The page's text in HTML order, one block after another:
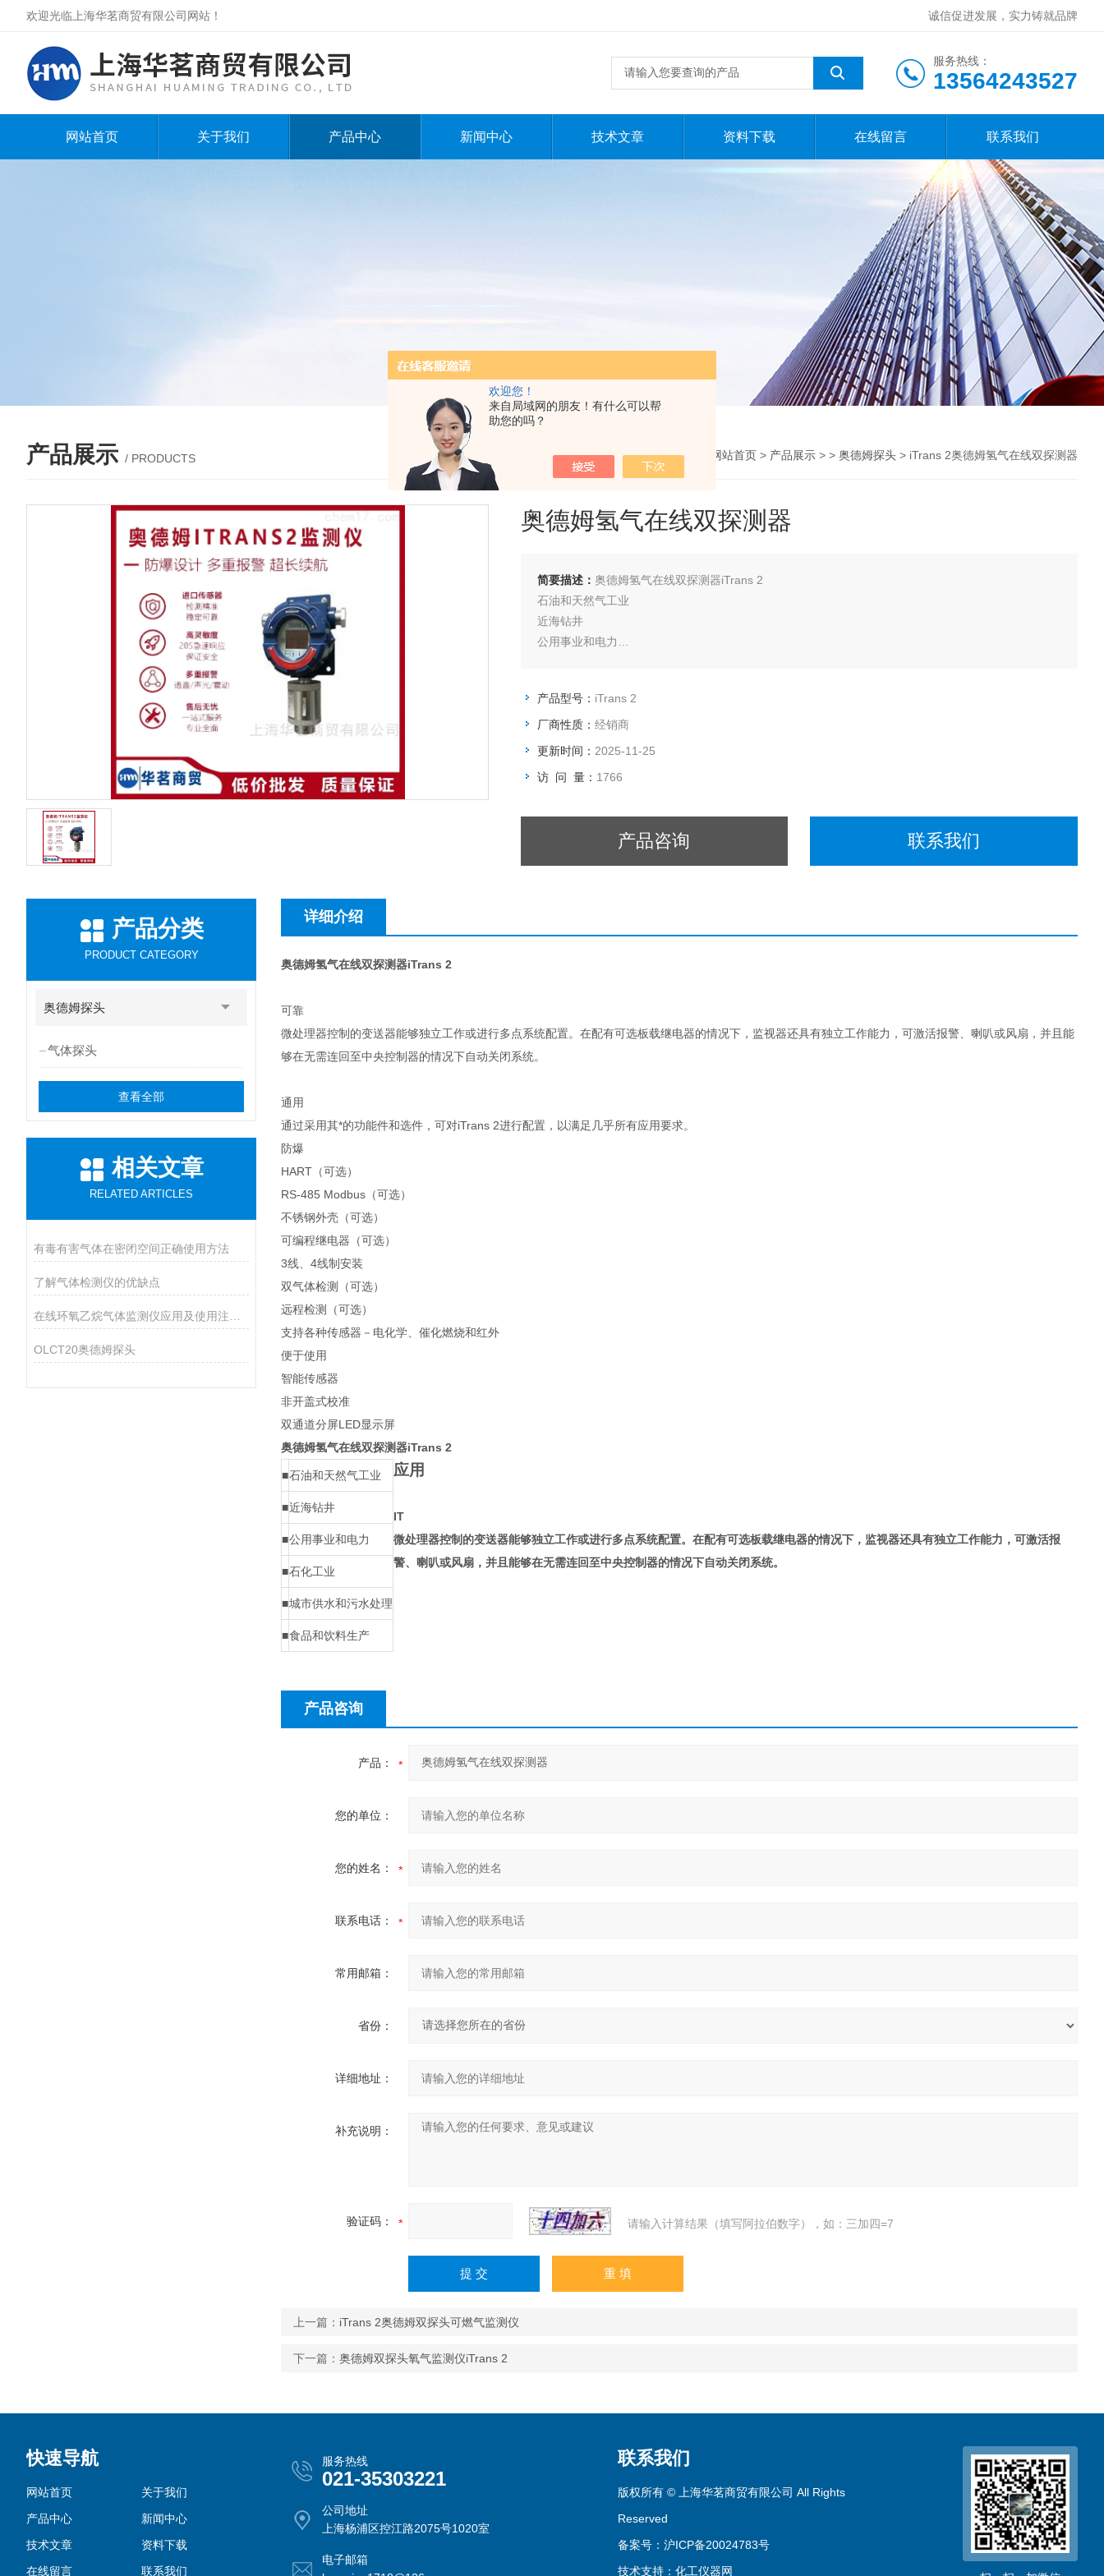
欢迎您！
来自局域网的朋友！有什么可以帮
助您的吗？
欢迎光临上海华茗商贸有限公司网站！ 诚信促进发展，实力铸就品牌
服务热线：
13564243527
网站首页 关于我们 产品中心 新闻中心 技术文章 资料下载 在线留言 联系我们
产品展示 / PRODUCTS 您的位置： 网站首页 > 产品展示 > > 奥德姆探头 > iTrans 2奥德姆氢气在线双探测器
奥德姆氢气在线双探测器
简要描述： 奥德姆氢气在线双探测器iTrans 2
石油和天然气工业
近海钻井
公用事业和电力
食品和饮料生产
产品型号： iTrans 2
厂商性质： 经销商
更新时间： 2025-11-25
访 问 量： 1766
产品咨询 联系我们
产品分类
PRODUCT CATEGORY
奥德姆探头
气体探头
查看全部
相关文章
RELATED ARTICLES
有毒有害气体在密闭空间正确使用方法
了解气体检测仪的优缺点
OLCT20奥德姆探头
详细介绍
奥德姆氢气在线双探测器iTrans 2
可靠
微处理器控制的变送器能够独立工作或进行多点系统配置。在配有可选板载继电器的情况下，监视器还具有独立工作能力，可激活报警、喇叭或风扇，并且能
够在无需连回至中央控制器的情况下自动关闭系统。
通用
通过采用其*的功能件和选件，可对iTrans 2进行配置，以满足几乎所有应用要求。
防爆
HART（可选）
RS-485 Modbus（可选）
不锈钢外壳（可选）
可编程继电器（可选）
3线、4线制安装
双气体检测（可选）
远程检测（可选）
支持各种传感器－电化学、催化燃烧和红外
便于使用
智能传感器
非开盖式校准
双通道分屏LED显示屏
奥德姆氢气在线双探测器iTrans 2
应用
■石油和天然气工业
■近海钻井
■公用事业和电力
■石化工业
■城市供水和污水处理
■食品和饮料生产
IT
微处理器控制的变送器能够独立工作或进行多点系统配置。在配有可选板载继电器的情况下，监视器还具有独立工作能力，可激活报
警、喇叭或风扇，并且能够在无需连回至中央控制器的情况下自动关闭系统。
产品咨询
产品：
您的单位：
您的姓名：
联系电话：
常用邮箱：
省份：
详细地址：
补充说明：
验证码： 请输入计算结果（填写阿拉伯数字），如：三加四=7
上一篇： iTrans 2奥德姆双探头可燃气监测仪
下一篇： 奥德姆双探头氧气监测仪iTrans 2
快速导航
网站首页
关于我们
产品中心
新闻中心
技术文章
资料下载
在线留言
联系我们
服务热线
021-35303221
公司地址
上海杨浦区控江路2075号1020室
电子邮箱
联系我们
版权所有 © 上海华茗商贸有限公司 All Rights
Reserved
备案号：沪ICP备20024783号
技术支持： 化工仪器网